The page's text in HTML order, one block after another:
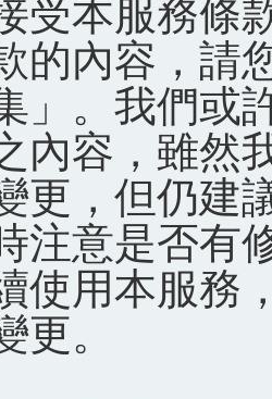
受本服務條
的內容，請
」。我們或
內容，雖然
更，但仍建
注意是否有
使用本服務
更。